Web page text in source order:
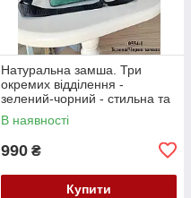
Натуральна замша. Три
окремих відділення -
зелений-чорний - стильна та
елегантна сумочка (0554-1)
В наявності
990 ₴
Купити